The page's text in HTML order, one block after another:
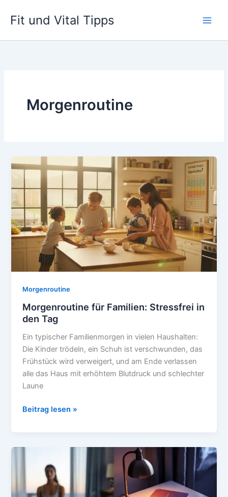
InhaltFit und Vital Tipps
Morgenroutine
Morgenroutine
Morgenroutine für Familien: Stressfrei in
den Tag
Ein typischer Familienmorgen in vielen Haushalten:
Die Kinder trödeln, ein Schuh ist verschwunden, das
Frühstück wird verweigert, und am Ende verlassen
alle das Haus mit erhöhtem Blutdruck und schlechter
Laune
Morgenroutine
Stressfrei
Beitrag lesen »